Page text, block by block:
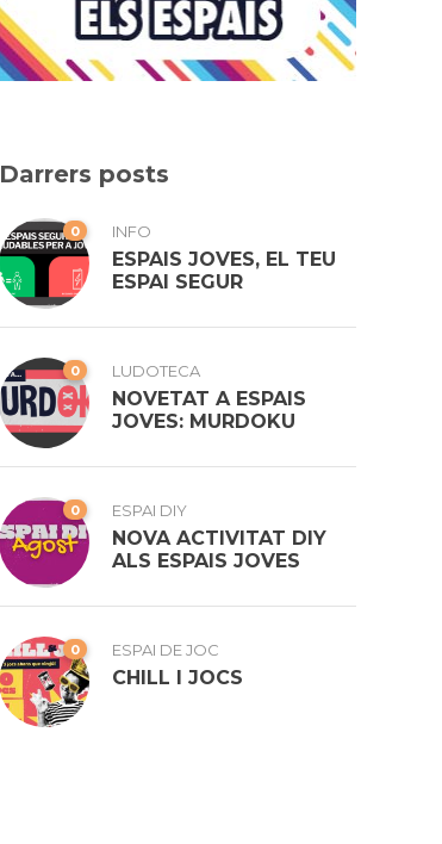
Darrers posts
0 INFO
ESPAIS JOVES, EL TEU
ESPAI SEGUR
0 LUDOTECA
NOVETAT A ESPAIS
JOVES: MURDOKU
0 ESPAI DIY
NOVA ACTIVITAT DIY
ALS ESPAIS JOVES
0 ESPAI DE JOC
CHILL I JOCS